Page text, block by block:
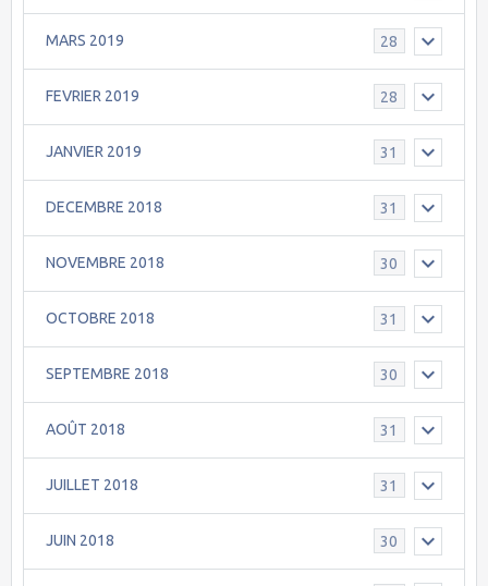
MARS 2019 28
FEVRIER 2019 28
JANVIER 2019 31
DECEMBRE 2018 31
NOVEMBRE 2018 30
OCTOBRE 2018 31
SEPTEMBRE 2018 30
AOÛT 2018 31
JUILLET 2018 31
JUIN 2018 30